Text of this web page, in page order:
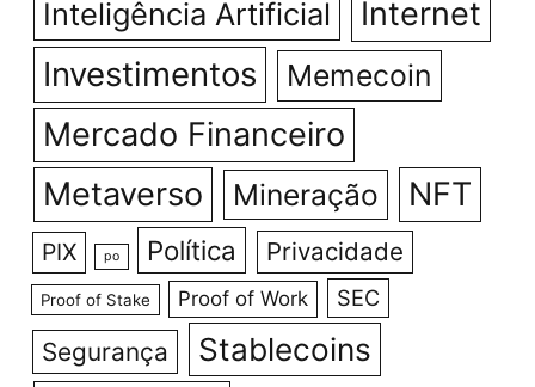
Inteligência Artificial Internet
Investimentos Memecoin
Mercado Financeiro
Metaverso
Mineração NFT
PIX po Política Privacidade
Proof of Stake Proof of Work SEC
Segurança Stablecoins